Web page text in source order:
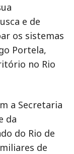
e de
os sistemas
Portela,
no Rio
a Secretaria
da
do Rio de
de